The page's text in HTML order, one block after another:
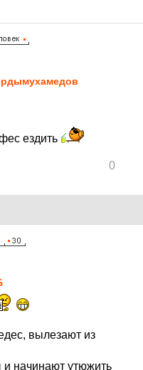
ездить
0
вылезают из
начинают утюжить